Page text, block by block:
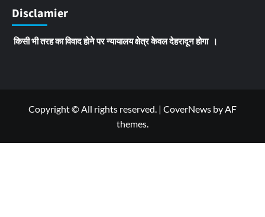
Disclamier
किसी भी तरह का विवाद होने पर न्यायालय क्षेत्र केवल देहरादून होगा ।
Copyright © All rights reserved. | CoverNews by AF
themes.